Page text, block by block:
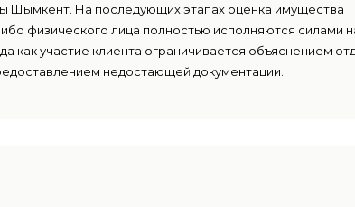
Шымкент. На последующих этапах оценка имущества
физического лица полностью исполняются силами
как участие клиента ограничивается объяснением
недостающей документации.